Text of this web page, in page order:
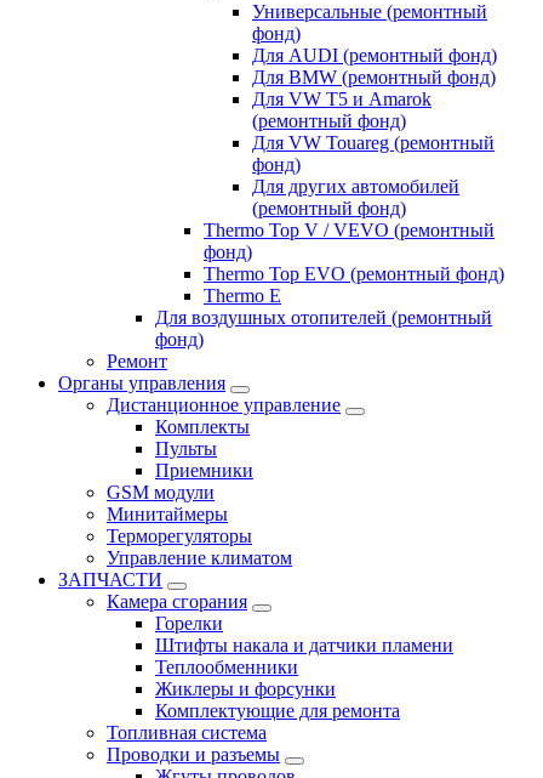
Универсальные (ремонтный
фонд)
Для AUDI (ремонтный фонд)
Для BMW (ремонтный фонд)
Для VW T5 и Amarok
(ремонтный фонд)
Для VW Touareg (ремонтный
фонд)
Для других автомобилей
(ремонтный фонд)
Thermo Top V / VEVO (ремонтный
фонд)
Thermo Top EVO (ремонтный фонд)
Thermo E
Для воздушных отопителей (ремонтный
фонд)
Ремонт
Органы управления
Дистанционное управление
Комплекты
Пульты
Приемники
GSM модули
Минитаймеры
Терморегуляторы
Управление климатом
ЗАПЧАСТИ
Камера сгорания
Горелки
Штифты накала и датчики пламени
Теплообменники
Жиклеры и форсунки
Комплектующие для ремонта
Топливная система
Проводки и разъемы